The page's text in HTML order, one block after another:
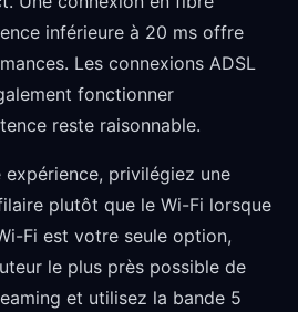
inférieure à 20 ms offre
Les connexions ADSL
fonctionner
reste raisonnable.
privilégiez une
plutôt que le Wi-Fi lorsque
Fi est votre seule option,
le plus près possible de
et utilisez la bande 5